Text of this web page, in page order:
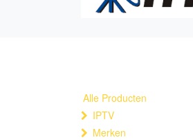
Alle Producten
IPTV
Merken